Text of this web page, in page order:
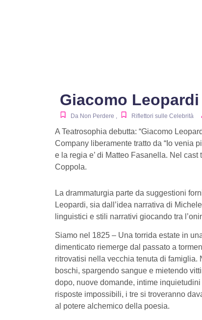
Giacomo
Da Non Perdere , Riflettori sulle Celebrità
A Teatrosophia debutta: “Giacomo
Company liberamente tratto da “ Io venia
e la regia e’ di Matteo Fasanella. Nel
Coppola.
La drammaturgia parte da suggestioni
Leopardi, sia dall’idea narrativa di
linguistici e stili narrativi giocando tra
Siamo nel 1825 – Una torrida estate in
dimenticato riemerge dal passato a
ritrovatisi nella vecchia tenuta di famiglia.
boschi, spargendo sangue e mietendo
dopo, nuove domande, intime
risposte impossibili, i tre si troveranno
al potere alchemico della poesia.